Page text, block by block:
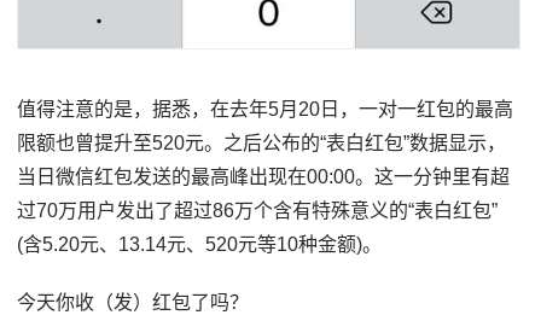
值得注意的是，据悉，在去年5月20日，一对一红包的最高
限额也曾提升至520元。之后公布的“表白红包”数据显示，
当日微信红包发送的最高峰出现在00:00。这一分钟里有超
过70万用户发出了超过86万个含有特殊意义的“表白红包”
(含5.20元、13.14元、520元等10种金额)。
今天你收（发）红包了吗？